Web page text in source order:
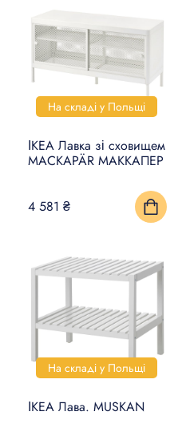
На складі у Польщі
ІКЕА Лавка зі сховищем
MACKAPÄR МАККАПЕР
4 581 ₴
На складі у Польщі
ІКЕА Лава. MUSKAN